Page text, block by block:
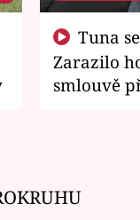
Zarazilo
smlouvě